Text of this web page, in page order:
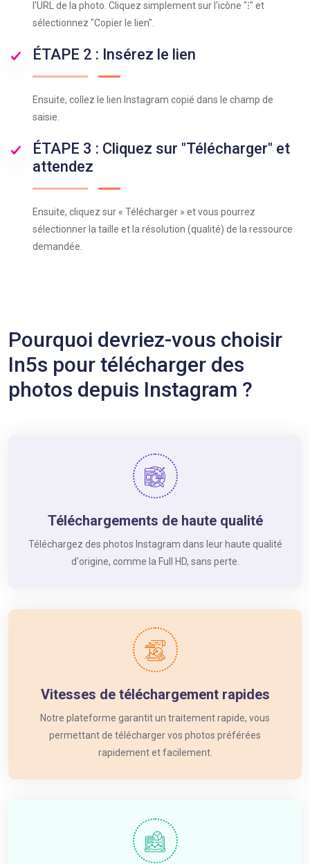
l'URL de la photo. Cliquez simplement sur l'icône "⁝" et
sélectionnez "Copier le lien".
ÉTAPE 2 : Insérez le lien
Ensuite, collez le lien Instagram copié dans le champ de
saisie.
ÉTAPE 3 : Cliquez sur "Télécharger" et
attendez
Ensuite, cliquez sur « Télécharger » et vous pourrez
sélectionner la taille et la résolution (qualité) de la ressource
demandée.
Pourquoi devriez-vous choisir
In5s pour télécharger des
photos depuis Instagram ?
Téléchargements de haute qualité
Téléchargez des photos Instagram dans leur haute qualité
d'origine, comme la Full HD, sans perte.
Vitesses de téléchargement rapides
Notre plateforme garantit un traitement rapide, vous
permettant de télécharger vos photos préférées
rapidement et facilement.